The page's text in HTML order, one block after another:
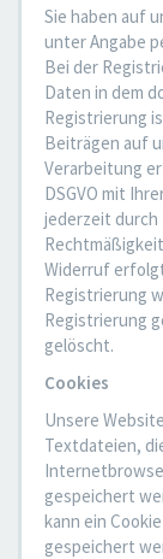
Sie haben auf
unter Angabe
Bei der
Daten in dem
Registrierung
Beiträgen auf
Verarbeitung
DSGVO mit
jederzeit durch
Widerruf
Registrierung
Registrierung
gelöscht.
Cookies
Unsere
Textdateien,
gespeichert
kann ein
gespeichert